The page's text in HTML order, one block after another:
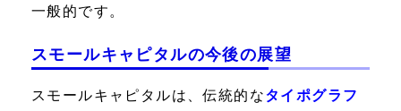
一般的です。
スモールキャピタルの今後の展望
スモールキャピタルは、伝統的なタイポグラフ